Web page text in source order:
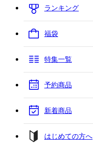
ランキング
福袋
特集一覧
予約商品
新着商品
はじめての方へ